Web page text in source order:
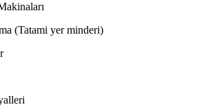
(Tatami yer minderi)